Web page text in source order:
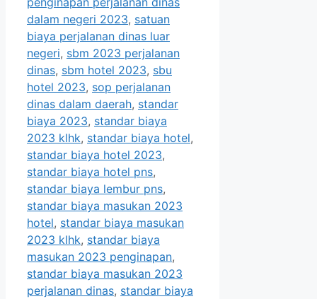
dalam negeri 2023, satuan
biaya perjalanan dinas luar
negeri, sbm 2023 perjalanan
dinas, sbm hotel 2023, sbu
hotel 2023, sop perjalanan
dinas dalam daerah, standar
biaya 2023, standar biaya
2023 klhk, standar biaya hotel,
standar biaya hotel 2023,
standar biaya hotel pns,
standar biaya lembur pns,
standar biaya masukan 2023
hotel, standar biaya masukan
2023 klhk, standar biaya
masukan 2023 penginapan,
standar biaya masukan 2023
perjalanan dinas, standar biaya